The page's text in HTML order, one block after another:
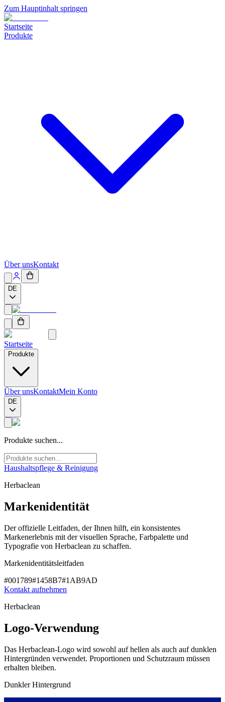
Zum Hauptinhalt springen
Startseite
Produkte
Über unsKontakt
DE
Startseite
Produkte
Über unsKontaktMein Konto
DE
Produkte suchen...
Haushaltspflege & Reinigung
Herbaclean
Markenidentität
Der offizielle Leitfaden, der Ihnen hilft, ein konsistentes
Markenerlebnis mit der visuellen Sprache, Farbpalette und
Typografie von Herbaclean zu schaffen.
Markenidentitätsleitfaden
#001789#1458B7#1AB9AD
Kontakt aufnehmen
Herbaclean
Logo-Verwendung
Das Herbaclean-Logo wird sowohl auf hellen als auch auf dunklen
Hintergründen verwendet. Proportionen und Schutzraum müssen
erhalten bleiben.
Dunkler Hintergrund